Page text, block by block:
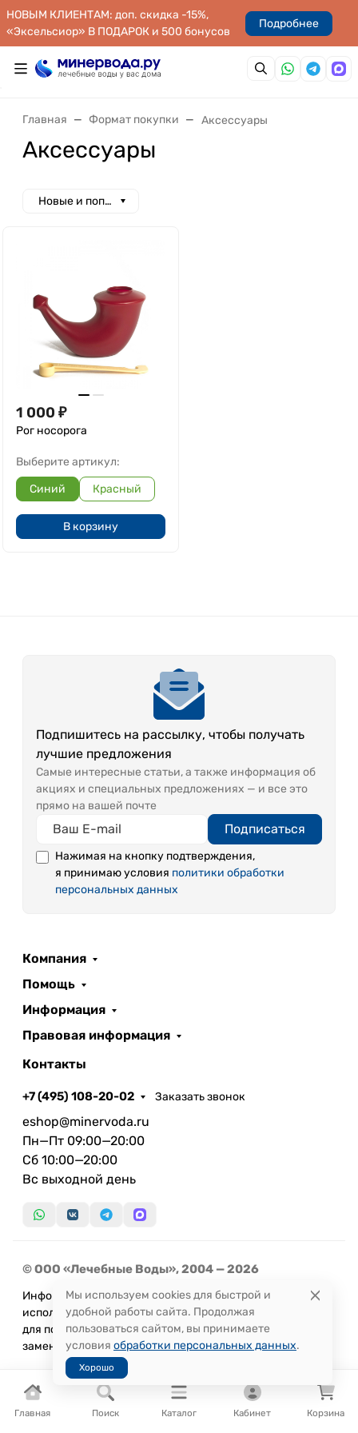
НОВЫМ КЛИЕНТАМ: доп. скидка -15%,
«Эксельсиор» В ПОДАРОК и 500 бонусов
Подробнее
Главная Поиск Каталог Кабинет Корзина
Главная Формат покупки Аксессуары
Аксессуары
Новые и популярные
1 000 ₽
Рог носорога
Выберите артикул:
Синий
Красный
В корзину
Подпишитесь на рассылку, чтобы получать
лучшие предложения
Самые интересные статьи, а также информация об
акциях и специальных предложениях — и все это
прямо на вашей почте
Подписаться
Нажимая на кнопку подтверждения,
я принимаю условия политики обработки
персональных данных
Компания
Помощь
Информация
Правовая информация
Контакты
+7 (495) 108-20-02 Заказать звонок
eshop@minervoda.ru
Пн—Пт 09:00—20:00
Сб 10:00—20:00
Вс выходной день
© ООО «Лечебные Воды», 2004 — 2026
Информация, представленная на сайте, не может быть
использована
для постановки диагноза или назначения лечения и не
заменяет прием врача.
Мы используем cookies для быстрой и
удобной работы сайта. Продолжая
пользоваться сайтом, вы принимаете
условия обработки персональных данных.
Хорошо